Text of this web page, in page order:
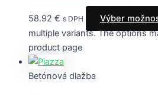
58.92 € s DPH Výber
multiple variants. The options
product page
Betónová dlažba